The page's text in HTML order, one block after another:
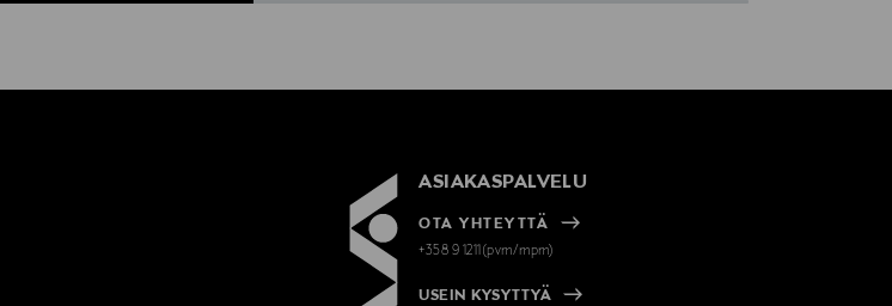
ASIAKASPALVELU
OTA YHTEYTTÄ
+358 9 1211(pvm/mpm)
USEIN KYSYTTYÄ